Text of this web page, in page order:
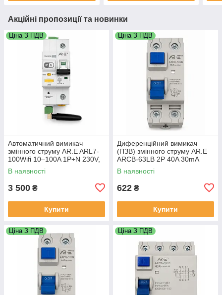
Акційні пропозиції та новинки
Ціна З ПДВ
Автоматичний вимикач
змінного струму AR.E ARL7-
100Wifi 10–100A 1P+N 230V,
Wi-Fi керування
В наявності
3 500 ₴
Купити
Ціна З ПДВ
Диференційний вимикач
(ПЗВ) змінного струму AR.E
ARCB-63LB 2P 40A 30mA
(AC)
В наявності
622 ₴
Купити
Ціна З ПДВ Ціна З ПДВ